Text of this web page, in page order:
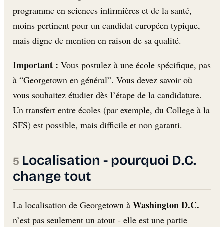
programme en sciences infirmières et de la santé,
moins pertinent pour un candidat européen typique,
mais digne de mention en raison de sa qualité.
Important : Vous postulez à une école spécifique, pas
à “Georgetown en général”. Vous devez savoir où
vous souhaitez étudier dès l’étape de la candidature.
Un transfert entre écoles (par exemple, du College à la
SFS) est possible, mais difficile et non garanti.
Localisation - pourquoi D.C.
change tout
La localisation de Georgetown à Washington D.C.
n’est pas seulement un atout - elle est une partie